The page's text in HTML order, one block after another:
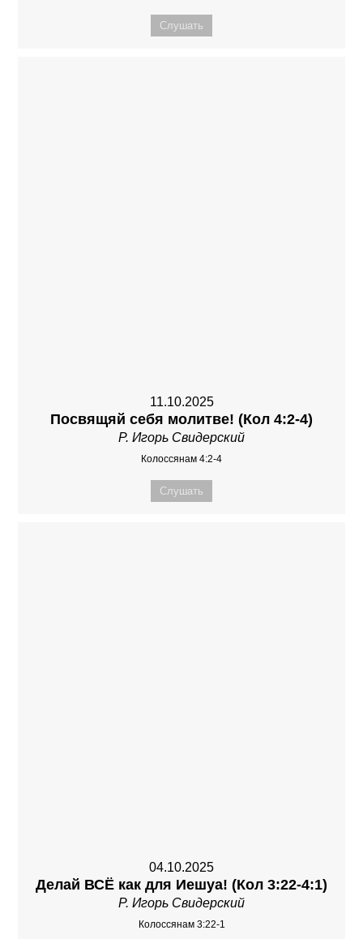
Слушать
11.10.2025
Посвящяй себя молитве! (Кол 4:2-4)
Р. Игорь Свидерский
Колоссянам 4:2-4
Слушать
04.10.2025
Делай ВСЁ как для Иешуа! (Кол 3:22-4:1)
Р. Игорь Свидерский
Колоссянам 3:22-1